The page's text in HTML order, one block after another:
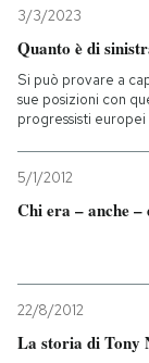
I MIEI
SHOP
AREA
3/3/2023
Quanto è di
Si può provare a
sue posizioni con
progressisti europei
5/1/2012
Chi era – anche
22/8/2012
La storia di Tony